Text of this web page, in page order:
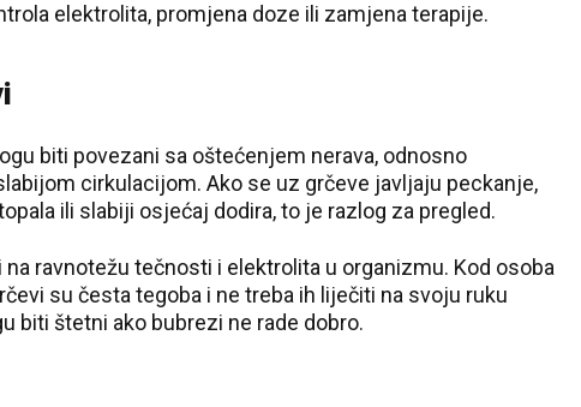
elektrolita, promjena doze ili zamjena terapije.
biti povezani sa oštećenjem nerava, odnosno
cirkulacijom. Ako se uz grčeve javljaju peckanje,
ili slabiji osjećaj dodira, to je razlog za pregled.
ravnotežu tečnosti i elektrolita u organizmu. Kod osoba
su česta tegoba i ne treba ih liječiti na svoju ruku
biti štetni ako bubrezi ne rade dobro.